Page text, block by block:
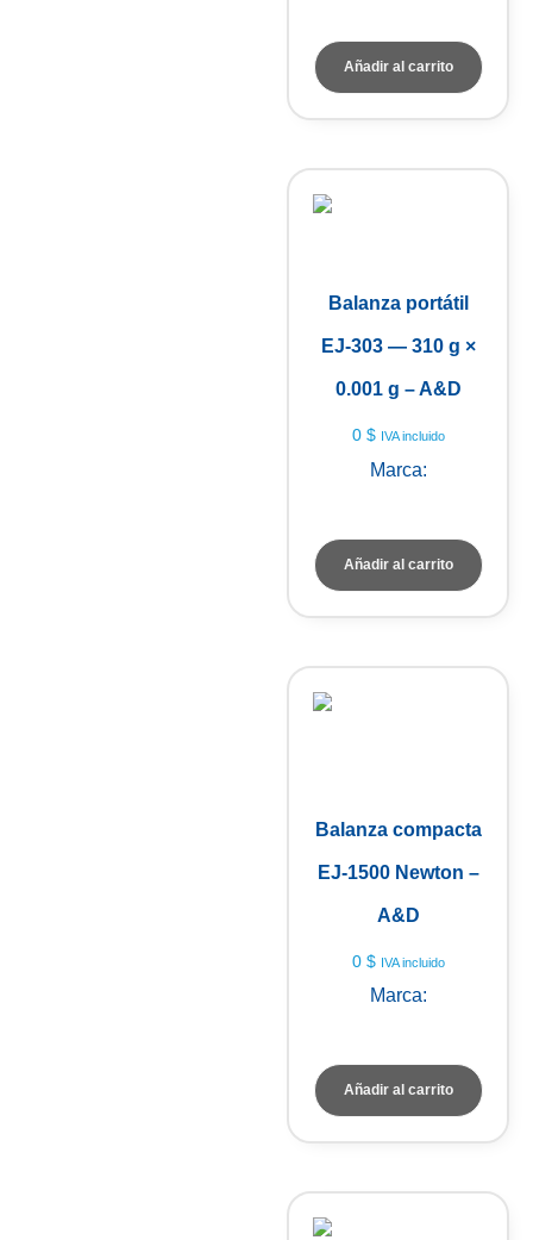
Añadir al carrito
Balanza portátil
EJ-303 — 310 g ×
0.001 g – A&D
0 $ IVA incluido
Marca:
Añadir al carrito
Balanza compacta
EJ-1500 Newton –
A&D
0 $ IVA incluido
Marca:
Añadir al carrito